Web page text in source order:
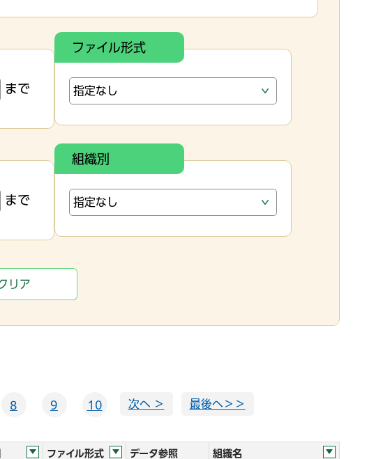
まで
ファイル形式
まで
組織別
8 9 10 次へ ＞ 最後へ＞＞
ファイル形式 データ参照 組織名